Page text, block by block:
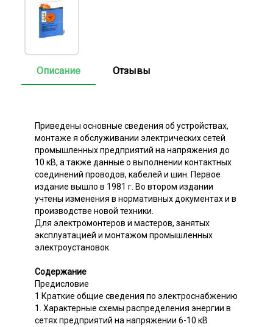
Описание Отзывы
Приведены основные сведения об устройствах,
монтаже я обслуживании электрических сетей
промышленных предприятий на напряжения до
10 кВ, а также данные о выполнении контактных
соединений проводов, кабелей и шин. Первое
издание вышло в 1981 г. Во втором издании
учтены изменения в нормативных документах и в
производстве новой техники.
Для электромонтеров и мастеров, занятых
эксплуатацией и монтажом промышленных
электроустановок.
Содержание
Предисловие
1 Краткие общие сведения по электроснабжению
1. Характерные схемы распределения энергии в
сетях предприятий на напряжении 6-10 кВ